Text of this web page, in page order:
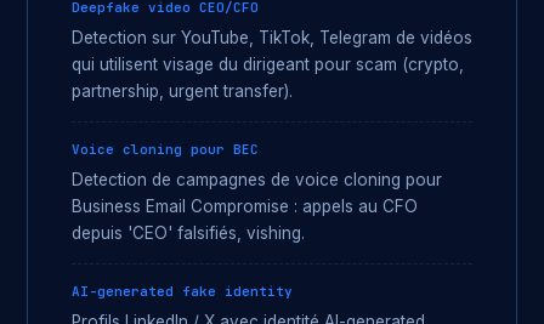
Deepfake video CEO/CFO
Detection sur YouTube, TikTok, Telegram de vidéos
qui utilisent visage du dirigeant pour scam (crypto,
partnership, urgent transfer).
Voice cloning pour BEC
Detection de campagnes de voice cloning pour
Business Email Compromise : appels au CFO
depuis 'CEO' falsifiés, vishing.
AI-generated fake identity